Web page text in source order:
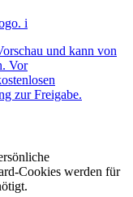
i
und kann von
Vor
zur Freigabe.
Cookies werden für